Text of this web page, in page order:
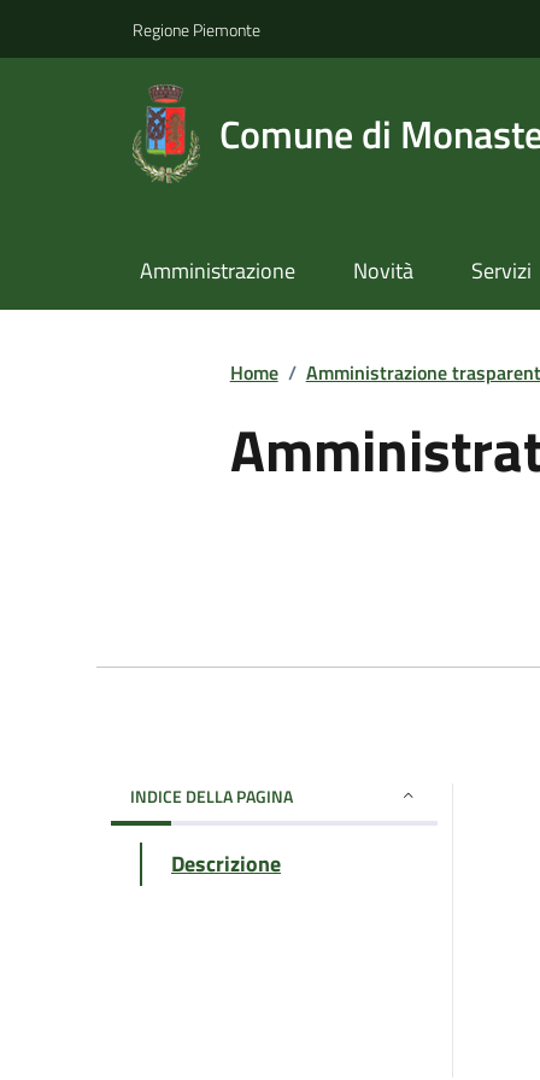
Regione Piemonte
Comune di
Amministrazione Novità Servizi
Home / Amministrazione
INDICE DELLA PAGINA
Descrizione